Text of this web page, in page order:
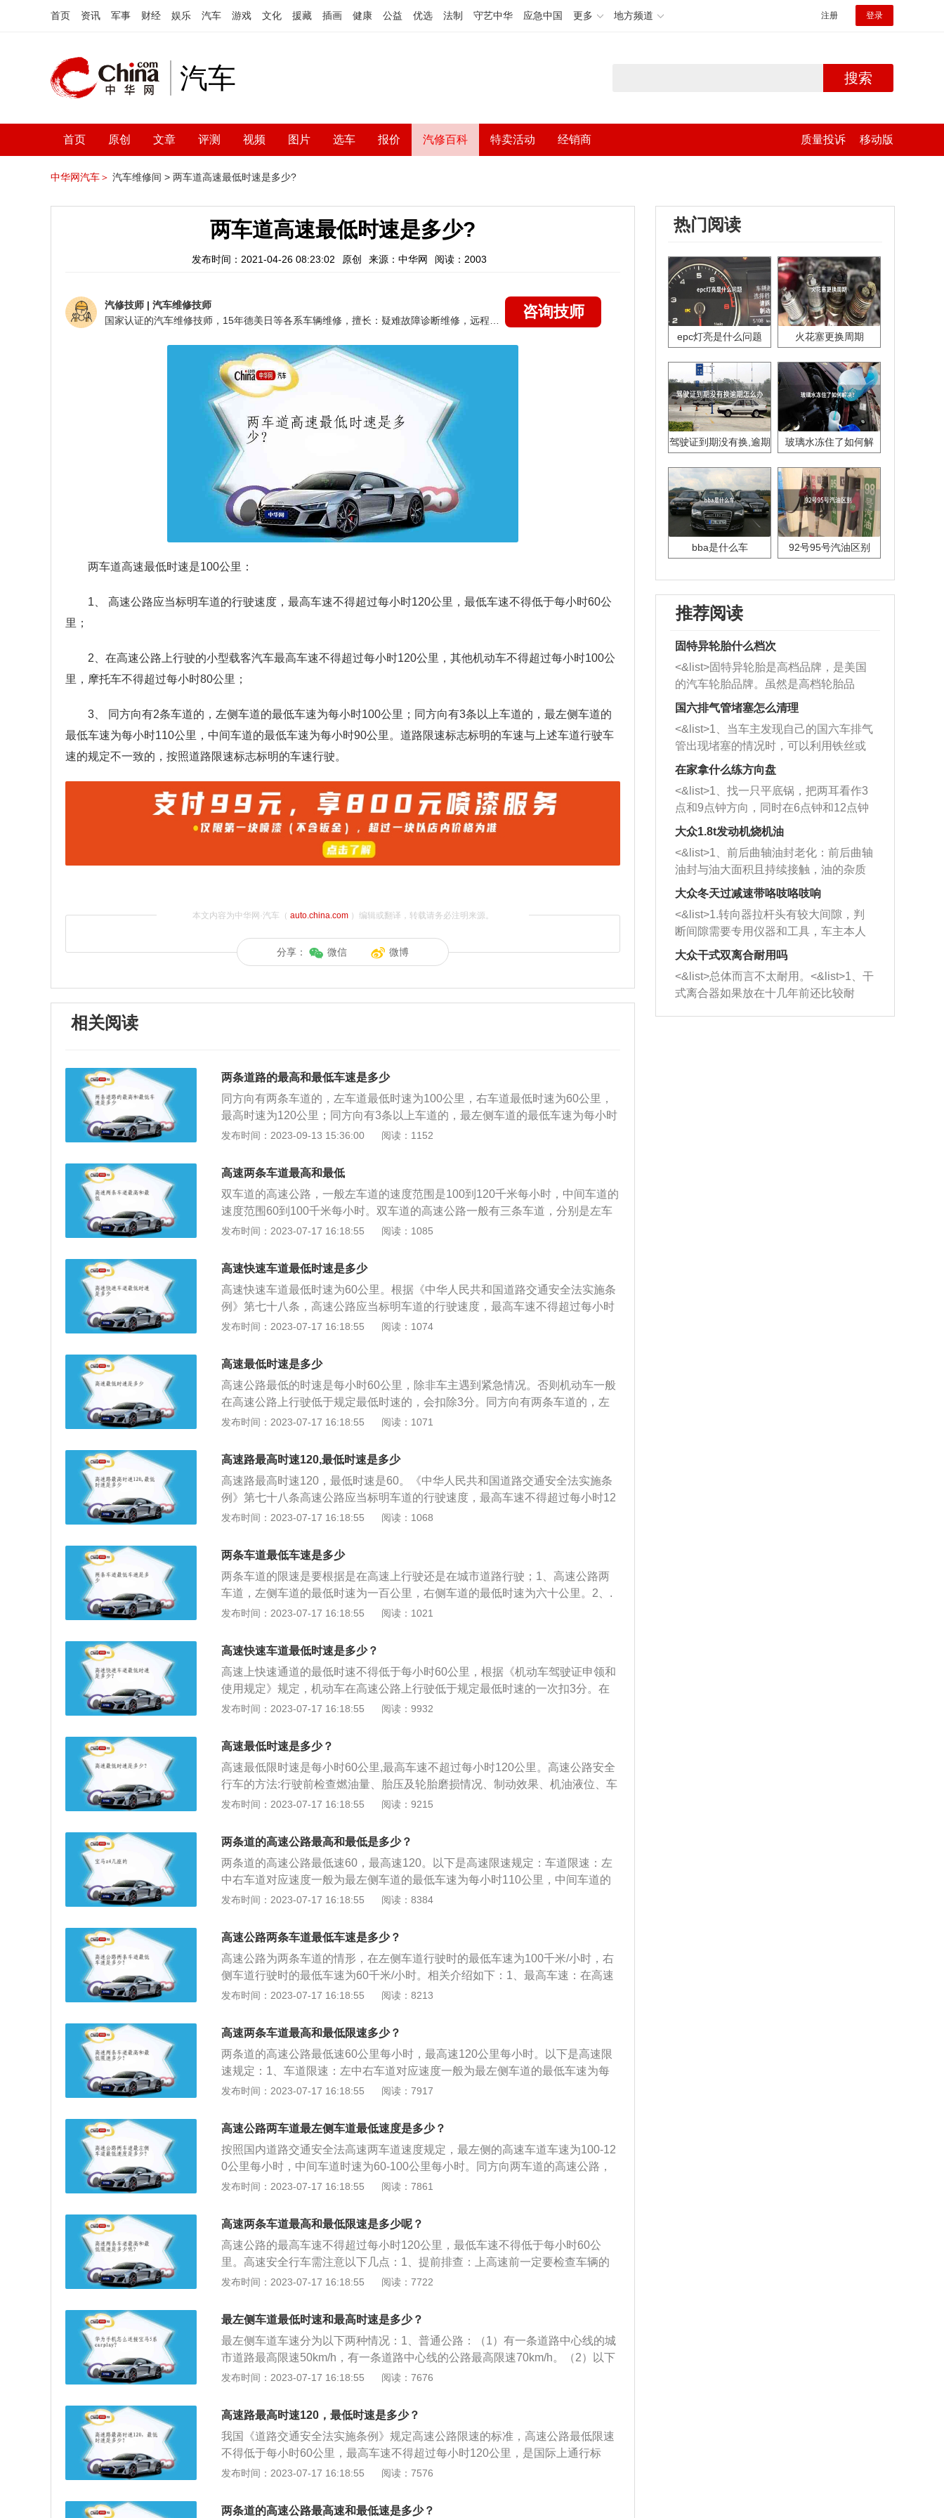
首页 资讯 军事 财经 娱乐 汽车 游戏 文化 援藏 插画 健康 公益 优选 法制 守艺中华 应急中国 更多 地方频道 注册 登录
汽车 搜索
首页 原创 文章 评测 视频 图片 选车 报价 汽修百科 特卖活动 经销商 质量投诉 移动版
中华网汽车＞ 汽车维修间 > 两车道高速最低时速是多少?
两车道高速最低时速是多少?
发布时间：2021-04-26 08:23:02 原创 来源：中华网 阅读：2003
汽修技师 | 汽车维修技师
咨询技师
两车道高速最低时速是100公里：
1、 高速公路应当标明车道的行驶速度，最高车速不得超过每小时120公里，最低车速不得低于每小时60公
里；
2、在高速公路上行驶的小型载客汽车最高车速不得超过每小时120公里，其他机动车不得超过每小时100公
里，摩托车不得超过每小时80公里；
3、 同方向有2条车道的，左侧车道的最低车速为每小时100公里；同方向有3条以上车道的，最左侧车道的
最低车速为每小时110公里，中间车道的最低车速为每小时90公里。道路限速标志标明的车速与上述车道行驶车
速的规定不一致的，按照道路限速标志标明的车速行驶。
本文内容为中华网·汽车（ auto.china.com）编辑或翻译，转载请务必注明来源。
分享： 微信 微博
相关阅读
两条道路的最高和最低车速是多少
同方向有两条车道的，左车道最低时速为100公里，右车道最低时速为60公里，
最高时速为120公里；同方向有3条以上车道的，最左侧车道的最低车速为每小时
110公里，中间车道的最低车速为每小时90公里。法律法规：《道路交通安全法
每小时120公里，最低车速不得低于每小时60公里。在高速公路上行驶的小型载
客汽车最高车速不得超过每小时120公里，其他机动车不得超过每小时100公里，
摩托车不得超过每小时80公里。同方向有2条车道的，左侧车道的最低车速为每
小时100公里；同方向有3条以上车道的，最左侧车道的最低车速为每小时110公
里，中间车道的最低车速为每小时90公里。道路限速标志标明的车速与上述车道
发布时间：2023-09-13 15:36:00 阅读：1152
高速两条车道最高和最低
双车道的高速公路，一般左车道的速度范围是100到120千米每小时，中间车道的
速度范围60到100千米每小时。双车道的高速公路一般有三条车道，分别是左车
道，中间车道和应急车道，因为应急车道是不能随意行驶的，所以也被称为双车
车道的行驶速度，最高车速不得超过每小时120公里，最低车速不得低于每小时6
0公里；在高速公路上行驶的小型载客汽车最高车速不得超过每小时120公里，其
他机动车不得超过每小时100公里，摩托车不得超过每小时80公里；同方向有2条
车道的，左侧车道的最低车速为每小时100公里；同方向有3条以上车道的，最左
侧车道的最低车速为每小时110公里，中间车道的最低车速为每小时90公里。道
标明的车速行驶。
发布时间：2023-07-17 16:18:55 阅读：1085
高速快速车道最低时速是多少
高速快速车道最低时速为60公里。根据《中华人民共和国道路交通安全法实施条
例》第七十八条，高速公路应当标明车道的行驶速度，最高车速不得超过每小时
120公里，最低车速不得低于每小时60公里。在高速公路上行驶的小型载客汽车
不得超过每小时80公里。同方向有2条车道的，左侧车道的最低车速为每小时100
公里；同方向有3条以上车道的，最左侧车道的最低车速为每小时110公里，中间
车道的最低车速为每小时90公里。慢速车道内的机动车超越前车时，可以借用快
速车道行驶。
发布时间：2023-07-17 16:18:55 阅读：1074
高速最低时速是多少
高速公路最低的时速是每小时60公里，除非车主遇到紧急情况。否则机动车一般
在高速公路上行驶低于规定最低时速的，会扣除3分。同方向有两条车道的，左
车道的最低时速为每小时100公里;同方向有三条以上的车道，最左侧的车道，最
速标志和标线的道路上，机动车是不得超过下列最高行驶速度：1、没有道路中
心的道路，一般城市道路为每小时为30公里，公路每小时为40公里;2、同方向只
有一条机动车道的道路，城市道路为每小时50公里，公路为每小时70公里。根据
《中华人民共和国道路交通安全法实施条例》第78条规定，高速公路应当标明车
道的行驶速度，最高车速不能超过每小时120公里，最低车速不能低于每小时60
条，机动车在高速公路上行驶速度低于规定的最低时速20%以上的，处200元罚
款，并扣3分；2，在高速公路上低于最低车速行驶，且在最低限速20%以内的，
不予罚款；3，因道路施工、交通堵塞、雨雾等恶劣天气导致高速公路上车辆行
交警部门根据道路等实际情况制定的，开车时以限速标志为准。驾驶时，驾驶员
发布时间：2023-07-17 16:18:55 阅读：1071
高速路最高时速120,最低时速是多少
高速路最高时速120，最低时速是60。《中华人民共和国道路交通安全法实施条
例》第七十八条高速公路应当标明车道的行驶速度，最高车速不得超过每小时12
0公里，最低车速不得低于每小时60公里。在高速公路上行驶的小型载客汽车最
得超过每小时80公里。同方向有2条车道的，左侧车道的最低车速为每小时100公
里；同方向有3条以上车道的，最左侧车道的最低车速为每小时110公里，中间车
道的最低车速为每小时90公里。道路限速标志标明的车速与上述车道行驶车速的
规定不一致的，按照道路限速标志标明的车速行驶。高速公路行车注意事项有：
1、汽车驾驶员和前排乘坐人应系好安全带，驾驶员不得接打电话，不得用耳机
必须提前开启转向灯，夜间要变换使用远、近光灯，确认安全后再变更车道。
3、超车时只允许使用相邻的车道，超车后应当立即驶回行车道，不得长时间占
用超车道，车辆不得骑、压车道分界线行驶。4、高速行驶中要避免猛打方向
凿的山路出口处，要注意侧风使方向盘偏斜。5、不得倒车、逆行，不准穿越中
车。6、行车间距为100米以上，车速低于每小时100公里时，与同车道前车距离
可以适当缩短，最小距离不得少于50米。
发布时间：2023-07-17 16:18:55 阅读：1068
两条车道最低车速是多少
两条车道的限速是要根据是在高速上行驶还是在城市道路行驶；1、高速公路两
车道，左侧车道的最低时速为一百公里，右侧车道的最低时速为六十公里。2、.
在城市道路两车道，左侧车道的限速为七十公里，右侧车道的限速为六十公里。
限制时速为每小时30公里；4、在有中心线的城市道路上，限制时速为每小时50
公里；5、遇雾、雨、雪、沙尘、冰雹，能见度在50米以内以及在冰雪、泥泞的
道路上行驶时，限速为30公里；6、同方向划有两条以上机动车道，没有限速标
志、标线的城市道路，最高车速不得高于每小时70公里；7、道路上有限速标志
的应按照限速标志行驶。
发布时间：2023-07-17 16:18:55 阅读：1021
高速快速车道最低时速是多少？
高速上快速通道的最低时速不得低于每小时60公里，根据《机动车驾驶证申领和
使用规定》规定，机动车在高速公路上行驶低于规定最低时速的一次扣3分。在
高速公路上行驶的小型载客汽车最高车速不得超过每小时120公里，其他机动车
侧车道的最低车速为每小时100公里。同方向有3条以上车道，最左侧车道的最低
车速为每小时110公里，中间车道的最低车速为每小时90公里。道路限速标志标
明的车速与上述车道行驶车速的规定不一致时，按照道路限速标志标明的车速行
驶。高速公路行驶速度原则：严格遵守最高和最低时速的规定。根据道路交通情
况和需要选择车速，超车时不要超过最高时速，让超车时不能低于最低时速。注
发布时间：2023-07-17 16:18:55 阅读：9932
高速最低时速是多少？
高速最低限时速是每小时60公里,最高车速不超过每小时120公里。高速公路安全
行车的方法:行驶前检查燃油量、胎压及轮胎磨损情况、制动效果、机油液位、车
灯;从匝道入口进入高速路时,打左转向灯并提高车速;与前车保持足够的安全距离;
动时松开加速踏板,小行程、多次轻踩制动踏板;驾驶员避免在行车过程中接打电
话、嬉戏打闹;避免向窗外探头、扔东西。高速公路介绍：高速公路，简称高速
路，是指专供汽车高速行驶的公路。高速公路在不同国家地区、不同时代和不同
的科研学术领域有不同规定。
发布时间：2023-07-17 16:18:55 阅读：9215
两条道的高速公路最高和最低是多少？
两条道的高速公路最低速60，最高速120。以下是高速限速规定：车道限速：左
中右车道对应速度一般为最左侧车道的最低车速为每小时110公里，中间车道的
最低车速为每小时90公里，最右侧车道的最低车速为每小时60公里。违反规定：
驶中型以上载客载货汽车、危险物品运输车辆，在高速公路行驶低于最低限速百
分之二十以内的不予罚款处罚，也不扣分。
发布时间：2023-07-17 16:18:55 阅读：8384
高速公路两条车道最低车速是多少？
高速公路为两条车道的情形，在左侧车道行驶时的最低车速为100千米/小时，右
侧车道行驶时的最低车速为60千米/小时。相关介绍如下：1、最高车速：在高速
公路上行驶的小型载客汽车最高车速不得超过每小时120千米，其他机动车不得
条车道的情形，左侧车道的最低车速为每小时100千米；同方向有3条以上车道的
情形，最左侧车道的最低车速为每小时110千米，中间车道的最低车速为每小时9
0千米，右侧车道最低车速为每小时60千米。道路限速标志标明的车速与上述车
道行驶车速的规定不一致的情形，按照道路限速标志标明的车速行驶。
发布时间：2023-07-17 16:18:55 阅读：8213
高速两条车道最高和最低限速多少？
两条道的高速公路最低速60公里每小时，最高速120公里每小时。以下是高速限
速规定：1、车道限速：左中右车道对应速度一般为最左侧车道的最低车速为每
小时110公里，中间车道的最低车速为每小时90公里，最右侧车道的最低车速为
小时的扣3分，并处以罚款。驾驶中型以上载客载货汽车、危险物品运输车辆，
在高速公路行驶低于最低限速百分之二十以内的不予罚款处罚，也不扣分。
发布时间：2023-07-17 16:18:55 阅读：7917
高速公路两车道最左侧车道最低速度是多少？
按照国内道路交通安全法高速两车道速度规定，最左侧的高速车道车速为100-12
0公里每小时，中间车道时速为60-100公里每小时。同方向两车道的高速公路，
那么最右侧是应急车道，正常情况下是不能走的。高速三车道速度最左边一条是
别为：90-110公里每小时和60-90公里每小时。高速公路的限速标准会根据高速
的设计有所不同，在路面平坦的多车道高速上，高速公路的最高速度一般限制在
120㎞/小时，而在山区、团雾多发路段和易发生交通事故的路段，高速公路的可
通行最高速度会调整到100㎞/小时和80㎞/小时。高速公路车速相关规定：根据
《中华人民共和国道路交通安全法实施条例》第七十八条：高速公路应当标明车
公里；在高速公路上行驶的小型载客汽车最高车速不得超过每小时120公里，其
他机动车不得超过每小时100公里，摩托车不得超过每小时80公里；道路限速标
志标明的车速与上述车道行驶车速的规定不一致的，按照道路限速标志标明的车
进行扣分处罚；驾驶校车、中型以上载客载货汽车、危险物品运输车辆以外的机
达到百分之五十的，扣3分；驾驶校车、中型以上载客载货汽车、危险物品运输
车辆在高速公路、城市快速路上行驶超过规定时速未达到百分之二十，或者在高
速公路、城市快速路以外的道路上行驶超过规定时速百分之二十以上未达到百分
之五十的，扣6分；驾驶校车、中型以上载客载货汽车、危险物品运输车辆在高
分；驾驶校车、中型以上载客载货汽车、危险物品运输车辆在高速公路、城市快
发布时间：2023-07-17 16:18:55 阅读：7861
高速两条车道最高和最低限速是多少呢？
高速公路的最高车速不得超过每小时120公里，最低车速不得低于每小时60公
里。高速安全行车需注意以下几点：1、提前排查：上高速前一定要检查车辆的
轮胎、刹车，以及仪表盘上是否有故障提示，以保证在行车中不会出现故障。
罚款都只是小事，车主一个不经意，就会酿成不必要的悲剧。3、不跟大车：高
速上大货车、大巴车体积较大，往往会挡住司机的视线，很难判断前车车速。当
前面大车有突发情况时，后面的车辆很难有效刹车，可能一不小心就钻到车底。
4、双闪应急：在高速公路上遇到故障必须停车检查，在贴右侧应急车道停车的
同时，还要打开双闪灯以及在车后150米处放置三角警示牌。
发布时间：2023-07-17 16:18:55 阅读：7722
最左侧车道最低时速和最高时速是多少？
最左侧车道车速分为以下两种情况：1、普通公路：（1）有一条道路中心线的城
市道路最高限速50km/h，有一条道路中心线的公路最高限速70km/h。（2）以下
特殊情境下，最高限速30km/h：遇雾、雨、雪、沙尘、冰雹，能见度在50米以内
机动车道、通过铁路道口时；牵引发生故障的机动车时。2、高速公路：（1）同
向2车道时，左侧车道最低限速100km/h。（2）同向3车道时，左侧车道最低限速
110km/h，中间车道最低限速90km/h，右侧车道最低限速60km/h。
发布时间：2023-07-17 16:18:55 阅读：7676
高速路最高时速120，最低时速是多少？
我国《道路交通安全法实施条例》规定高速公路限速的标准，高速公路最低限速
不得低于每小时60公里，最高车速不得超过每小时120公里，是国际上通行标
准，高速公路上行使时候要注意车速，切莫过快。高速限速120km/h的原因：1、
系数、防护栏的强度、车道宽度、坡度、曲率半径、标志大小均按照120Km/h标
发布时间：2023-07-17 16:18:55 阅读：7576
两条道的高速公路最高速和最低速是多少？
热门阅读
epc灯亮是什么问题 火花塞更换周期
驾驶证到期没有换,逾期
玻璃水冻住了如何解
bba是什么车 92号95号汽油区别
推荐阅读
固特异轮胎什么档次
<&list>固特异轮胎是高档品牌，是美国
的汽车轮胎品牌。虽然是高档轮胎品
牌，但是中高低端的轮胎都有生产，这
也是为了更好的开拓市场。
国六排气管堵塞怎么清理
<&list>1、当车主发现自己的国六车排气
管出现堵塞的情况时，可以利用铁丝或
者是细棍，直接将杂物给取出来，如果
堵塞情况比较严重，也可以采取应急措
施。 <&list>2、直接利用木棍将所有的
杂物推到排气管里面的位置处，然后将
三元催化器拆解开，就可以将堵塞的东
西取出来。但如果是因为积碳过多引起
的堵塞，就需要将三元催化器泡在草酸
洗剂对堵塞的情况得到解决，将清洗剂
放在燃油箱中，与燃油混合后，车辆启
动时，就可以和汽油一起进入到燃烧
室，最后形成废气排出，就可以让三元
催化器得到清洗，排气管堵塞的情况就
能够得到解决。
在家拿什么练方向盘
<&list>1、找一只平底锅，把两耳看作3
点和9点钟方向，同时在6点钟和12点钟
方向做一个标记。 <&list>2、双手握住
一圈半的练习，往右同样也要打相同的
圈数。 <&list>3、最后强调要反复练
习，这样就可以形成肌肉记忆，在真实
驾驶车辆时，不需要记忆也能打好方
向。
大众1.8t发动机烧机油
<&list>1、前后曲轴油封老化：前后曲轴
油封与油大面积且持续接触，油的杂质
和发动机内持续温度变化使其密封效果
逐渐减弱，导致渗油或漏油。<&list>2、
活塞间隙过大：积碳会使活塞环与缸体
的间隙扩大，导致机油流入燃烧室中，
造成烧机油。<&list>3、机油粘度。使用
机油粘度过小的话，同样会有烧机油现
象，机油粘度过小具有很好的流动性，
大众冬天过减速带咯吱咯吱响
<&list>1.转向器拉杆头有较大间隙，判
断间隙需要专用仪器和工具，车主本人
无法制作，需要将车辆送到修理厂或4s
店；<&list>2.车辆半轴套管防尘罩破
裂，破裂后会出现漏油现象，使半轴磨
损严重，磨损的半轴容易损坏，产生异
响；<&list>3.稳定器的转向胶套和球头
大众干式双离合耐用吗
<&list>总体而言不太耐用。<&list>1、干
式离合器如果放在十几年前还比较耐